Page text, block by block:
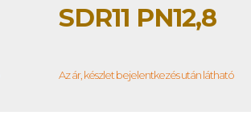
SDR11 PN12,8
Az ár, készlet bejelentkezés után látható